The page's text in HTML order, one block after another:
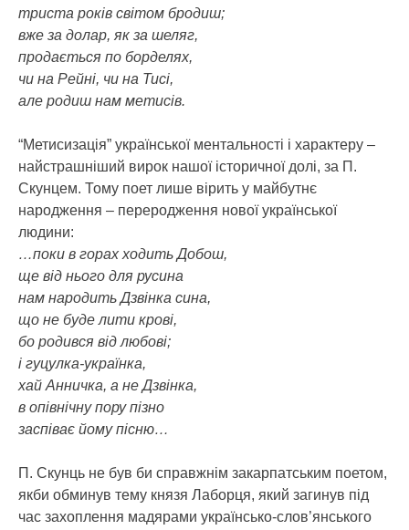
триста років світом бродиш;
вже за долар, як за шеляг,
продається по борделях,
чи на Рейні, чи на Тисі,
але родиш нам метисів.
“Метисизація” української ментальності і характеру –
найстрашніший вирок нашої історичної долі, за П.
Скунцем. Тому поет лише вірить у майбутнє
народження – переродження нової української
людини:
…поки в горах ходить Добош,
ще від нього для русина
нам народить Дзвінка сина,
що не буде лити крові,
бо родився від любові;
і гуцулка-українка,
хай Анничка, а не Дзвінка,
в опівнічну пору пізно
заспіває йому пісню…
П. Скунць не був би справжнім закарпатським поетом,
якби обминув тему князя Лаборця, який загинув під
час захоплення мадярами українсько-слов’янського